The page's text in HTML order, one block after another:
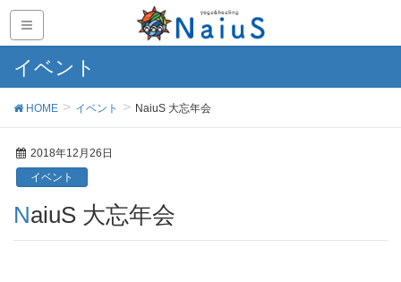
イベント
HOME イベント NaiuS 大忘年会
2018年12月26日
イベント
NaiuS 大忘年会